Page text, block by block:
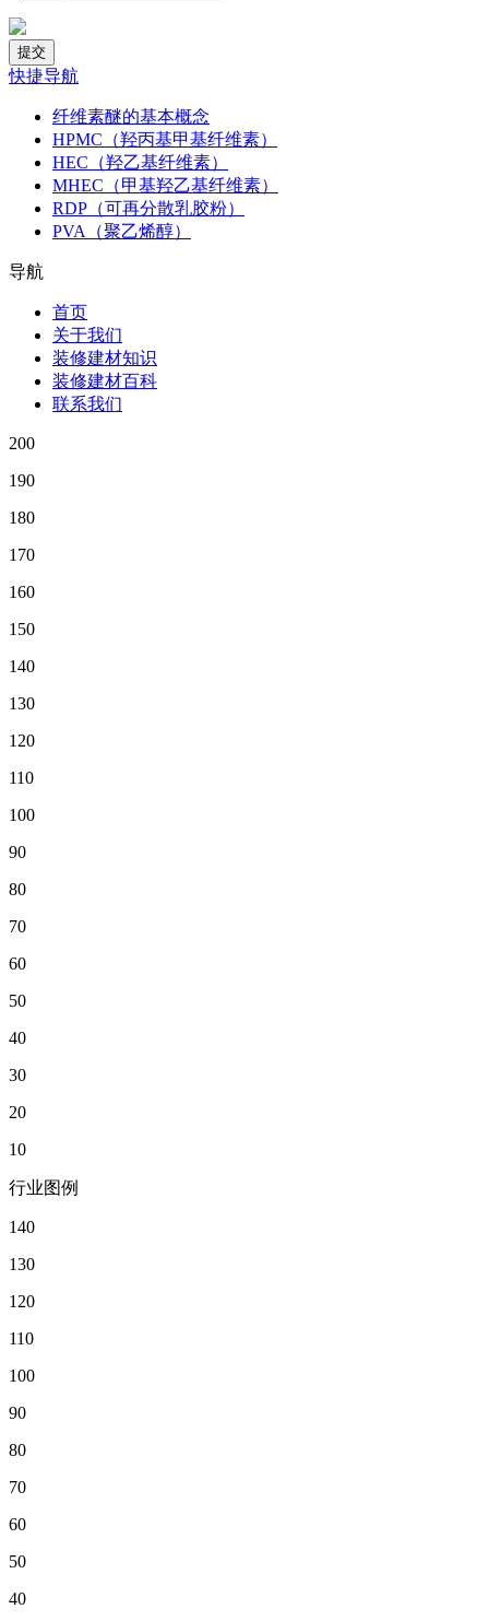
快捷导航
纤维素醚的基本概念
HPMC（羟丙基甲基纤维素）
HEC（羟乙基纤维素）
MHEC（甲基羟乙基纤维素）
RDP（可再分散乳胶粉）
PVA（聚乙烯醇）
导航
首页
关于我们
装修建材知识
装修建材百科
联系我们
200
190
180
170
160
150
140
130
120
110
100
90
80
70
60
50
40
30
20
10
行业图例
140
130
120
110
100
90
80
70
60
50
40